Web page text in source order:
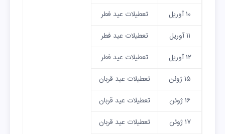
۱۰ آوریل
تعطیلات عید فطر
۱۱ آوریل
تعطیلات عید فطر
۱۲ آوریل
تعطیلات عید فطر
۱۵ ژوئن
تعطیلات عید قربان
۱۶ ژوئن
تعطیلات عید قربان
۱۷ ژوئن
تعطیلات عید قربان